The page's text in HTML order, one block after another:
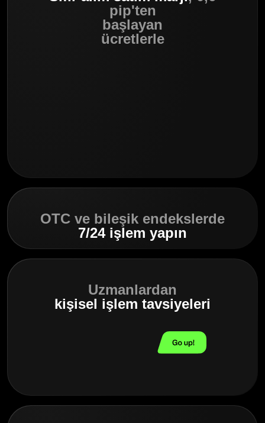
pip'ten
başlayan
ücretlerle
OTC ve bileşik endekslerde
7/24 işlem yapın
Uzmanlardan
kişisel işlem tavsiyeleri